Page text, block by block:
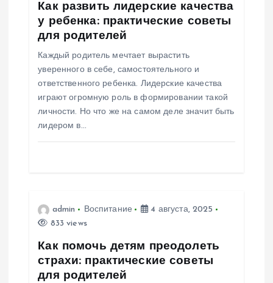
м
Как развить лидерские качества
у ребенка: практические советы
для родителей
Каждый родитель мечтает вырастить
уверенного в себе, самостоятельного и
ответственного ребенка. Лидерские качества
играют огромную роль в формировании такой
личности. Но что же на самом деле значит быть
лидером в…
admin Воспитание
4 августа, 2025
833 views
Как помочь детям преодолеть
страхи: практические советы
для родителей